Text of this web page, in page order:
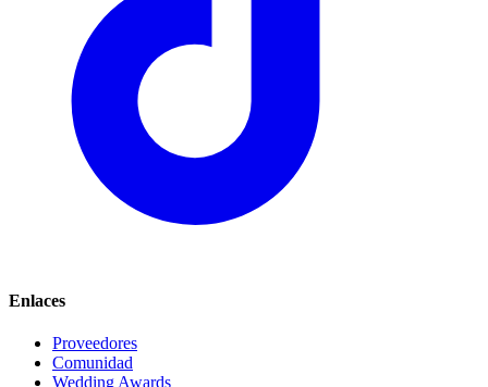
Enlaces
Proveedores
Comunidad
Wedding Awards